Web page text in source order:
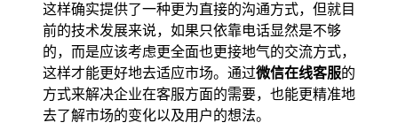
这样确实提供了一种更为直接的沟通方式，但就目
前的技术发展来说，如果只依靠电话显然是不够
的，而是应该考虑更全面也更接地气的交流方式，
这样才能更好地去适应市场。通过微信在线客服的
方式来解决企业在客服方面的需要，也能更精准地
去了解市场的变化以及用户的想法。